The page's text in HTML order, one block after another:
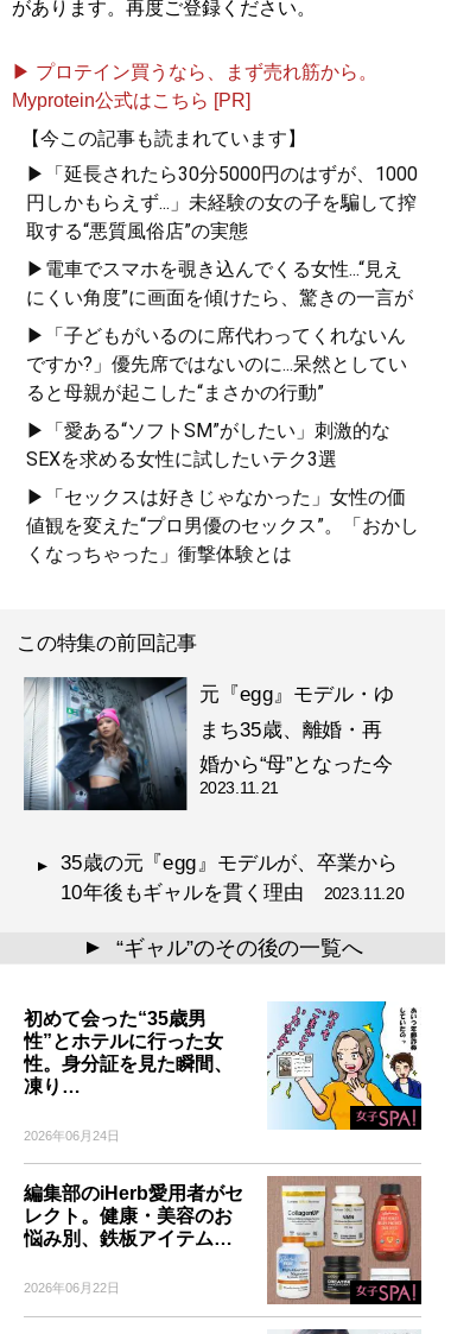
があります。再度ご登録ください。
▶ プロテイン買うなら、まず売れ筋から。
Myprotein公式はこちら [PR]
【今この記事も読まれています】
▶「延長されたら30分5000円のはずが、1000
円しかもらえず...」未経験の女の子を騙して搾
取する“悪質風俗店”の実態
▶電車でスマホを覗き込んでくる女性...“見え
にくい角度”に画面を傾けたら、驚きの一言が
▶「子どもがいるのに席代わってくれないん
ですか?」優先席ではないのに...呆然としてい
ると母親が起こした“まさかの行動”
▶「愛ある“ソフトSM”がしたい」刺激的な
SEXを求める女性に試したいテク3選
▶「セックスは好きじゃなかった」女性の価
値観を変えた“プロ男優のセックス”。「おかし
くなっちゃった」衝撃体験とは
この特集の前回記事
元『egg』モデル・ゆ
まち35歳、離婚・再
婚から“母”となった今
2023.11.21
35歳の元『egg』モデルが、卒業から
10年後もギャルを貫く理由 2023.11.20
▲ “ギャル”のその後の一覧へ
初めて会った“35歳男
性”とホテルに行った女
性。身分証を見た瞬間、
凍り…
2026年06月24日
編集部のiHerb愛用者がセ
レクト。健康・美容のお
悩み別、鉄板アイテム…
2026年06月22日